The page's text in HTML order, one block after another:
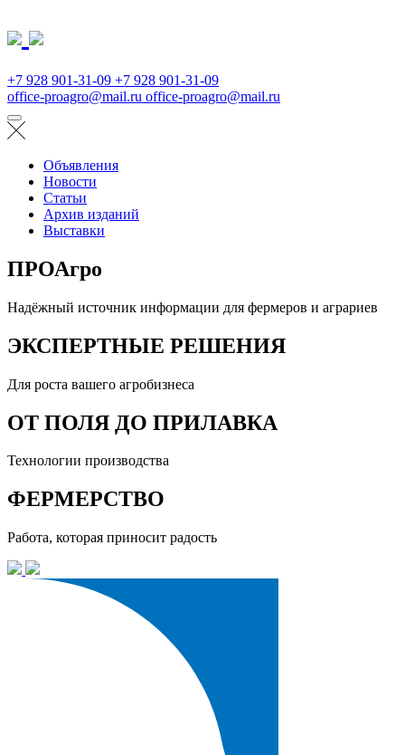
+7 928 901-31-09 +7 928 901-31-09
office-proagro@mail.ru office-proagro@mail.ru
Объявления
Новости
Статьи
Архив изданий
Выставки
ПРОАгро
Надёжный источник информации для фермеров и аграриев
ЭКСПЕРТНЫЕ РЕШЕНИЯ
Для роста вашего агробизнеса
ОТ ПОЛЯ ДО ПРИЛАВКА
Технологии производства
ФЕРМЕРСТВО
Работа, которая приносит радость